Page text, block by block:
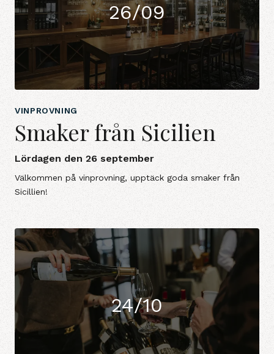
26/09
VINPROVNING
Smaker från Sicilien
Lördagen den 26 september
Välkommen på vinprovning, upptäck goda smaker från
Sicillien!
24/10